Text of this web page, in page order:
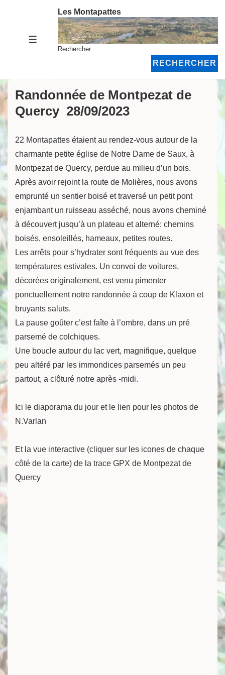
MENU
Les Montapattes
Rechercher
RECHERCHER
Randonnée de Montpezat de
Quercy 28/09/2023
22 Montapattes étaient au rendez-vous autour de la
charmante petite église de Notre Dame de Saux, à
Montpezat de Quercy, perdue au milieu d’un bois.
Après avoir rejoint la route de Molières, nous avons
emprunté un sentier boisé et traversé un petit pont
enjambant un ruisseau asséché, nous avons cheminé
à découvert jusqu’à un plateau et alterné: chemins
boisés, ensoleillés, hameaux, petites routes.
Les arrêts pour s’hydrater sont fréquents au vue des
températures estivales. Un convoi de voitures,
décorées originalement, est venu pimenter
ponctuellement notre randonnée à coup de Klaxon et
bruyants saluts.
La pause goûter c’est faîte à l’ombre, dans un pré
parsemé de colchiques.
Une boucle autour du lac vert, magnifique, quelque
peu altéré par les immondices parsemés un peu
partout, a clôturé notre après -midi.
Ici le diaporama du jour et le lien pour les photos de
N.Varlan
Et la vue interactive (cliquer sur les icones de chaque
côté de la carte) de la trace GPX de Montpezat de
Quercy